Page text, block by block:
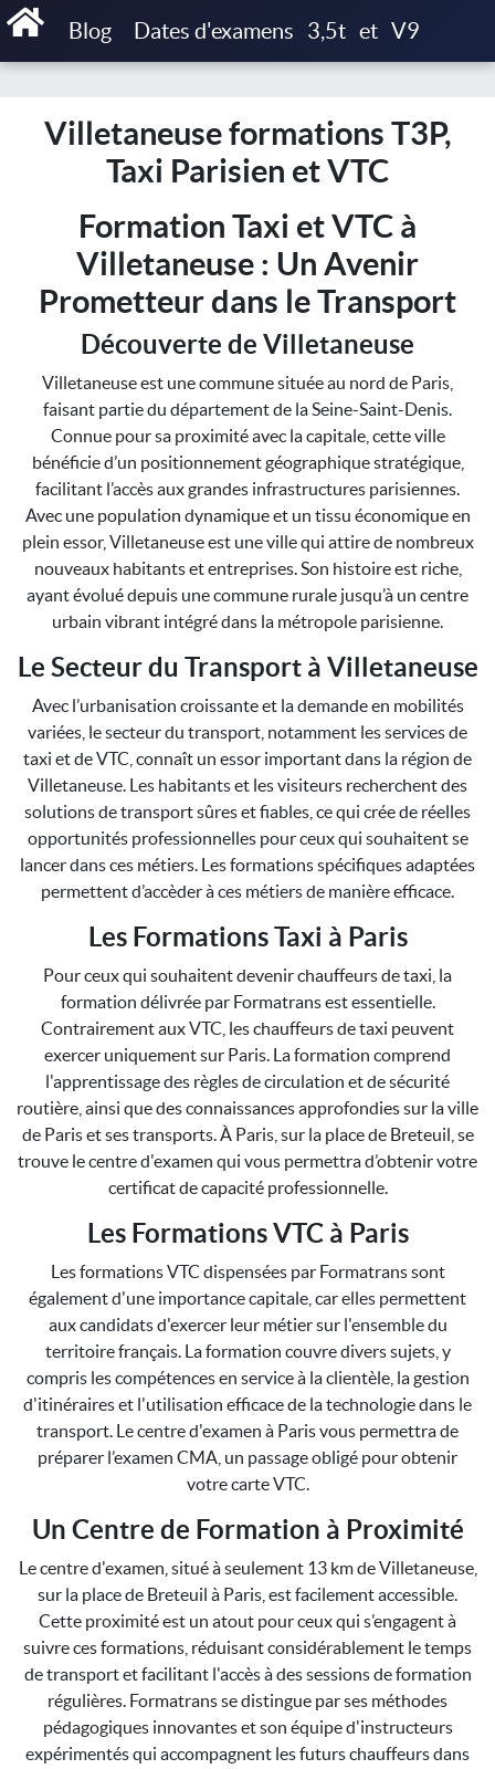
Blog Dates d'examens 3,5t et V9
Accueil
Villetaneuse formations T3P,
Taxi Parisien et VTC
Formation Taxi et VTC à
Villetaneuse : Un Avenir
Prometteur dans le Transport
Découverte de Villetaneuse
Villetaneuse est une commune située au nord de Paris,
faisant partie du département de la Seine-Saint-Denis.
Connue pour sa proximité avec la capitale, cette ville
bénéficie d’un positionnement géographique stratégique,
facilitant l’accès aux grandes infrastructures parisiennes.
Avec une population dynamique et un tissu économique en
plein essor, Villetaneuse est une ville qui attire de nombreux
nouveaux habitants et entreprises. Son histoire est riche,
ayant évolué depuis une commune rurale jusqu’à un centre
urbain vibrant intégré dans la métropole parisienne.
Le Secteur du Transport à Villetaneuse
Avec l’urbanisation croissante et la demande en mobilités
variées, le secteur du transport, notamment les services de
taxi et de VTC, connaît un essor important dans la région de
Villetaneuse. Les habitants et les visiteurs recherchent des
solutions de transport sûres et fiables, ce qui crée de réelles
opportunités professionnelles pour ceux qui souhaitent se
lancer dans ces métiers. Les formations spécifiques adaptées
permettent d’accèder à ces métiers de manière efficace.
Les Formations Taxi à Paris
Pour ceux qui souhaitent devenir chauffeurs de taxi, la
formation délivrée par Formatrans est essentielle.
Contrairement aux VTC, les chauffeurs de taxi peuvent
exercer uniquement sur Paris. La formation comprend
l'apprentissage des règles de circulation et de sécurité
routière, ainsi que des connaissances approfondies sur la ville
de Paris et ses transports. À Paris, sur la place de Breteuil, se
trouve le centre d'examen qui vous permettra d’obtenir votre
certificat de capacité professionnelle.
Les Formations VTC à Paris
Les formations VTC dispensées par Formatrans sont
également d'une importance capitale, car elles permettent
aux candidats d'exercer leur métier sur l'ensemble du
territoire français. La formation couvre divers sujets, y
compris les compétences en service à la clientèle, la gestion
d'itinéraires et l'utilisation efficace de la technologie dans le
transport. Le centre d'examen à Paris vous permettra de
préparer l’examen CMA, un passage obligé pour obtenir
votre carte VTC.
Un Centre de Formation à Proximité
Le centre d'examen, situé à seulement 13 km de Villetaneuse,
sur la place de Breteuil à Paris, est facilement accessible.
Cette proximité est un atout pour ceux qui s’engagent à
suivre ces formations, réduisant considérablement le temps
de transport et facilitant l'accès à des sessions de formation
régulières. Formatrans se distingue par ses méthodes
pédagogiques innovantes et son équipe d'instructeurs
expérimentés qui accompagnent les futurs chauffeurs dans